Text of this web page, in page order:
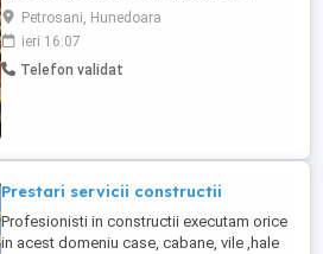
cabane, vile, hale industriale, blocuri,
spatii comerciale, birouri, garduri, pavaj,
porți, balustrade, filigorii, terase, zone
verzi, garaje, amenajări interioare
Petrosani, Hunedoara
ieri 16:07
Telefon validat
Prestari servicii constructii
Profesionisti in constructii executam orice
in acest domeniu case, cabane, vile ,hale